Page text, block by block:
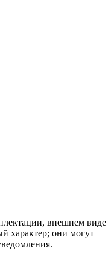
внешнем виде
характер; они могут